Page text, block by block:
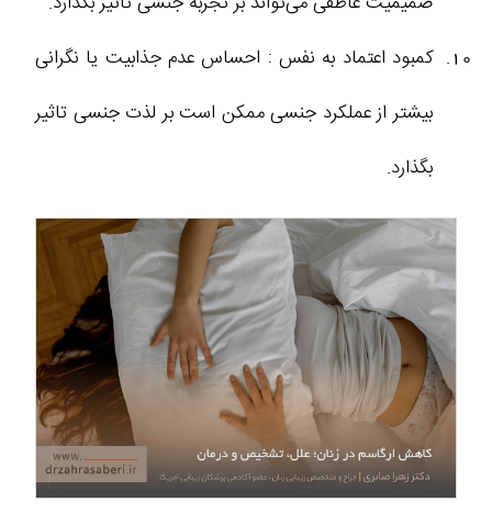
کمبود اعتماد به نفس : احساس عدم جذابیت یا نگرانی
بیشتر از عملکرد جنسی ممکن است بر لذت جنسی تاثیر
بگذارد.